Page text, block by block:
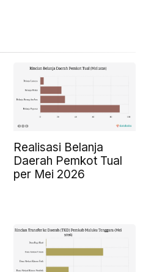
Realisasi Belanja
Daerah Pemkot Tual
per Mei 2026